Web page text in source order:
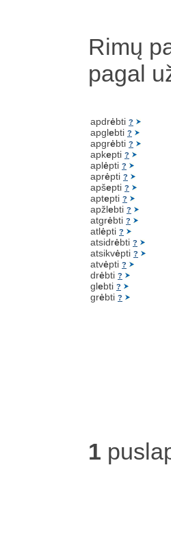
Rimų
pagal
apdrėbti ?
apglebti ?
apgrėbti ?
apkepti ?
aplėpti ?
aprėpti ?
apšepti ?
aptepti ?
apžlebti ?
atgrėbti ?
atlėpti ?
atsidrėbti ?
atsikvėpti ?
atvėpti ?
drėbti ?
glebti ?
grėbti ?
1